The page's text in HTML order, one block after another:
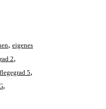
, eigenes
2,
5,
,